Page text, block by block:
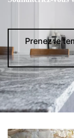
Prenez le